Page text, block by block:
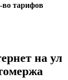
во тарифов
на ул